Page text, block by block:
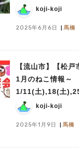
by NPO法人にゃ
koji-koji
2025年6月6日 馬橋
【流山市】【松
1月のねこ情報～
1/11(土),18(土
by NPO法人にゃ
koji-koji
2025年1月9日 馬橋